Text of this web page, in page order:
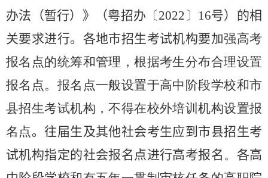
办法（暂行）》（粤招办 〔2022 〕 16号）的相
关要求进行。各地市招生考试机构要加强高考
报名点的统筹和管理，根据考生分布合理设置
报名点。报名点一般设置于高中阶段学校和市
县招生考试机构，不得在校外培训机构设置报
名点。往届生及其他社会考生应到市县招生考
试机构指定的社会报名点进行高考报名 。 各高